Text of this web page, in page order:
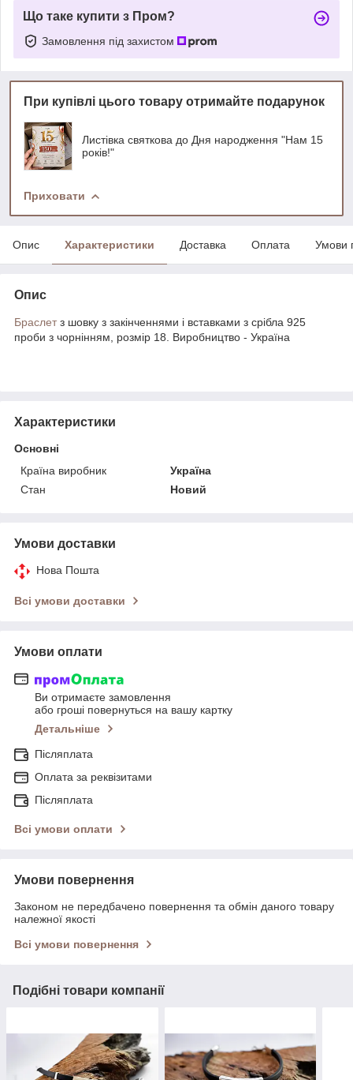
Що таке купити з Пром?
Замовлення під захистом
При купівлі цього товару отримайте подарунок
Листівка святкова до Дня народження "Нам 15
років!"
Приховати
Опис Характеристики Доставка Оплата Умови
Опис
Браслетз шовку з закінченнями і вставками з срібла 925
проби з чорнінням, розмір 18. Виробництво - Україна
Характеристики
Основні
Країна виробник
Україна
Стан
Новий
Умови доставки
Нова Пошта
Всі умови доставки
Умови оплати
Ви отримаєте замовлення
або гроші повернуться на вашу картку
Детальніше
Післяплата
Оплата за реквізитами
Післяплата
Всі умови оплати
Умови повернення
Законом не передбачено повернення та обмін даного товару
належної якості
Всі умови повернення
Подібні товари компанії